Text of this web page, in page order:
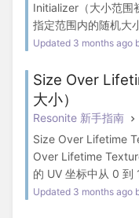
Initializer（大小范围
指定范围内的随机大
Updated 3 months ago
Size Over
大小）
Resonite 新手指南
Size Over Lifetime
Over Lifetime
的 UV 坐标中从 0 到
Updated 3 months ago